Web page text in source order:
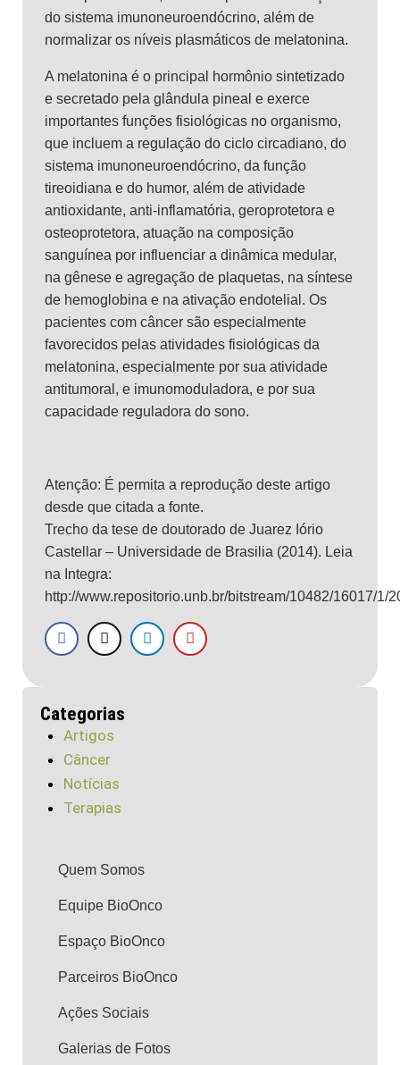
do sistema imunoneuroendócrino, além de
normalizar os níveis plasmáticos de melatonina.
A melatonina é o principal hormônio sintetizado
e secretado pela glândula pineal e exerce
importantes funções fisiológicas no organismo,
que incluem a regulação do ciclo circadiano, do
sistema imunoneuroendócrino, da função
tireoidiana e do humor, além de atividade
antioxidante, anti-inflamatória, geroprotetora e
osteoprotetora, atuação na composição
sanguínea por influenciar a dinâmica medular,
na gênese e agregação de plaquetas, na síntese
de hemoglobina e na ativação endotelial. Os
pacientes com câncer são especialmente
favorecidos pelas atividades fisiológicas da
melatonina, especialmente por sua atividade
antitumoral, e imunomoduladora, e por sua
capacidade reguladora do sono.
Atenção: É permita a reprodução deste artigo
desde que citada a fonte.
Trecho da tese de doutorado de Juarez Iório
Castellar – Universidade de Brasilia (2014). Leia
na Integra:
http://www.repositorio.unb.br/bitstream/10482/16017/1/
Categorias
Artigos
Câncer
Notícias
Terapias
Quem Somos
Equipe BioOnco
Espaço BioOnco
Parceiros BioOnco
Ações Sociais
Galerias de Fotos